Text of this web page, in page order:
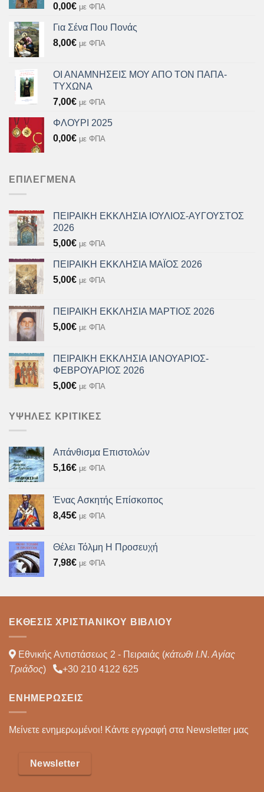
0,00€ με ΦΠΑ
Για Σένα Που Πονάς
8,00€ με ΦΠΑ
ΟΙ ΑΝΑΜΝΗΣΕΙΣ ΜΟΥ ΑΠΟ ΤΟΝ ΠΑΠΑ-
ΤΥΧΩΝΑ
7,00€ με ΦΠΑ
ΦΛΟΥΡΙ 2025
0,00€ με ΦΠΑ
ΕΠΙΛΕΓΜΈΝΑ
ΠΕΙΡΑΙΚΗ ΕΚΚΛΗΣΙΑ ΙΟΥΛΙΟΣ-ΑΥΓΟΥΣΤΟΣ
2026
5,00€ με ΦΠΑ
ΠΕΙΡΑΙΚΗ ΕΚΚΛΗΣΙΑ ΜΑΪΟΣ 2026
5,00€ με ΦΠΑ
ΠΕΙΡΑΙΚΗ ΕΚΚΛΗΣΙΑ ΜΑΡΤΙΟΣ 2026
5,00€ με ΦΠΑ
ΠΕΙΡΑΙΚΗ ΕΚΚΛΗΣΙΑ ΙΑΝΟΥΑΡΙΟΣ-
ΦΕΒΡΟΥΑΡΙΟΣ 2026
5,00€ με ΦΠΑ
ΥΨΗΛΈΣ ΚΡΙΤΙΚΈΣ
Απάνθισμα Επιστολών
5,16€ με ΦΠΑ
Ένας Ασκητής Επίσκοπος
8,45€ με ΦΠΑ
Θέλει Τόλμη Η Προσευχή
7,98€ με ΦΠΑ
ΈΚΘΕΣΙΣ ΧΡΙΣΤΙΑΝΙΚΟΎ ΒΙΒΛΊΟΥ
Εθνικής Αντιστάσεως 2 - Πειραιάς (κάτωθι Ι.Ν. Αγίας
Τριάδος) +30 210 4122 625
ΕΝΗΜΕΡΏΣΕΙΣ
Μείνετε ενημερωμένοι! Κάντε εγγραφή στα Newsletter μας
Newsletter